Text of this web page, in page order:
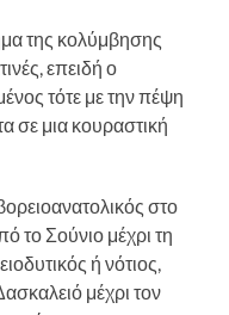
της κολύμβησης
επειδή ο
τότε με την πέψη
σε μια κουραστική
στο
το Σούνιο μέχρι τη
ή νότιος,
μέχρι τον